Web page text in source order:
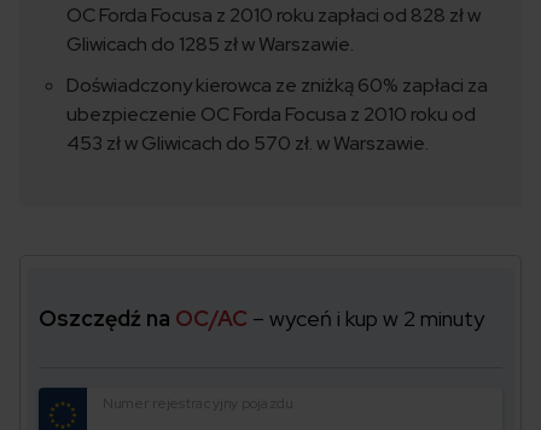
OC Forda Focusa z 2010 roku zapłaci od 828 zł w
Gliwicach do 1285 zł w Warszawie.
Doświadczony kierowca ze zniżką 60% zapłaci za
ubezpieczenie OC Forda Focusa z 2010 roku od
453 zł w Gliwicach do 570 zł. w Warszawie.
Oszczędź na OC/AC – wyceń i kup w 2 minuty
Numer rejestracyjny pojazdu